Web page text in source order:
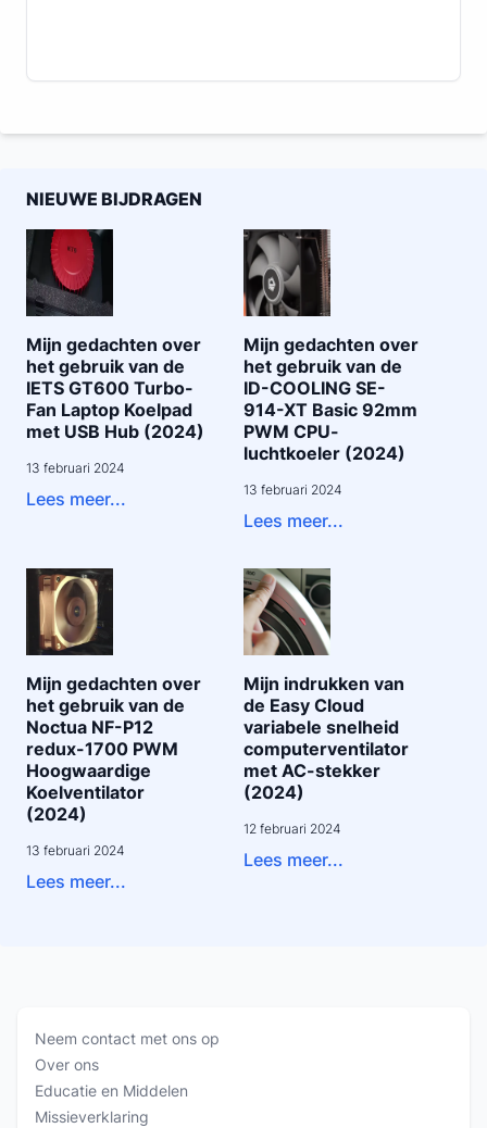
NIEUWE BIJDRAGEN
Mijn gedachten over
het gebruik van de
IETS GT600 Turbo-
Fan Laptop Koelpad
met USB Hub (2024)
13 februari 2024
Lees meer...
Mijn gedachten over
het gebruik van de
ID-COOLING SE-
914-XT Basic 92mm
PWM CPU-
luchtkoeler (2024)
13 februari 2024
Lees meer...
Mijn gedachten over
het gebruik van de
Noctua NF-P12
redux-1700 PWM
Hoogwaardige
Koelventilator
(2024)
13 februari 2024
Lees meer...
Mijn indrukken van
de Easy Cloud
variabele snelheid
computerventilator
met AC-stekker
(2024)
12 februari 2024
Lees meer...
Neem contact met ons op
Over ons
Educatie en Middelen
Missieverklaring